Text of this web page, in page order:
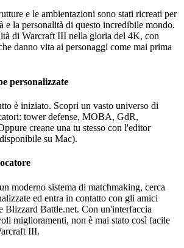
e le ambientazioni sono stati ricreati per
e la personalità di questo incredibile mondo.
di Warcraft III nella gloria del 4K, con
danno vita ai personaggi come mai prima
personalizzate
è iniziato. Scopri un vasto universo di
tower defense, MOBA, GdR,
creane una tu stesso con l'editor
su Mac).
moderno sistema di matchmaking, cerca
ed entra in contatto con gli amici
Blizzard Battle.net. Con un'interfaccia
miglioramenti, non è mai stato così facile
III.